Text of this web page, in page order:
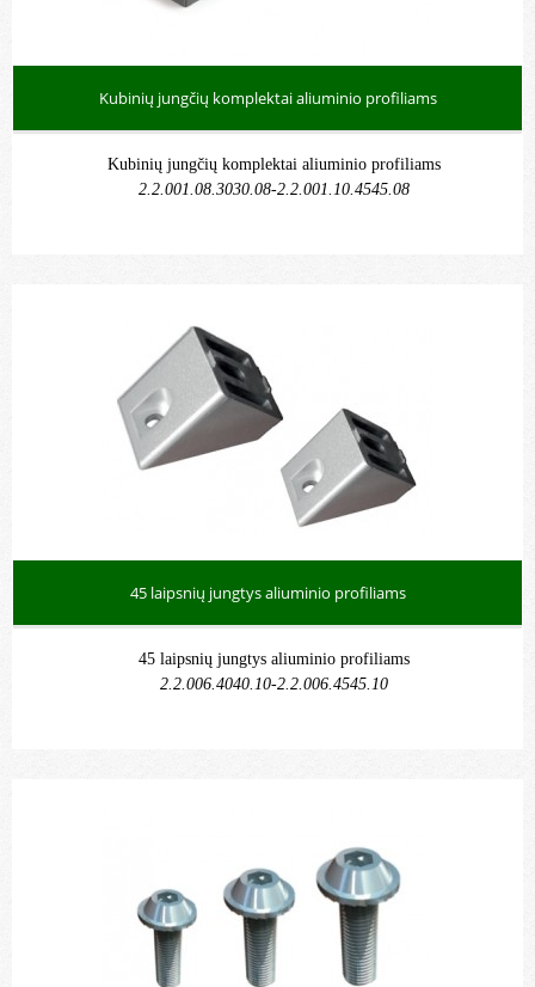
Kubinių jungčių komplektai aliuminio profiliams
Kubinių jungčių komplektai aliuminio profiliams
2.2.001.08.3030.08-2.2.001.10.4545.08
45 laipsnių jungtys aliuminio profiliams
45 laipsnių jungtys aliuminio profiliams
2.2.006.4040.10-2.2.006.4545.10